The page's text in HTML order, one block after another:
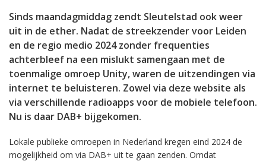
Sinds maandagmiddag zendt Sleutelstad ook weer
uit in de ether. Nadat de streekzender voor Leiden
en de regio medio 2024 zonder frequenties
achterbleef na een mislukt samengaan met de
toenmalige omroep Unity, waren de uitzendingen via
internet te beluisteren. Zowel via deze website als
via verschillende radioapps voor de mobiele telefoon.
Nu is daar DAB+ bijgekomen.
Lokale publieke omroepen in Nederland kregen eind 2024 de
mogelijkheid om via DAB+ uit te gaan zenden. Omdat